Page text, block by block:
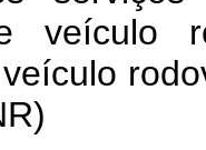
veículo